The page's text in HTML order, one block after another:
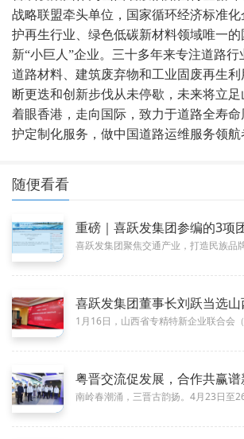
战略联盟牵头单位，国家循环经济标准
护再生行业、绿色低碳新材料领域唯一
新“小巨人”企业。三十多年来专注道路行
道路材料、建筑废弃物和工业固废再生
断更迭和创新步伐从未停歇，未来将立足
着眼香港，走向国际，致力于道路全寿
护定制化服务，做中国道路运维服务领航
随便看看
06-22 重磅｜喜跃发集团参编的3项
01-26
05-06